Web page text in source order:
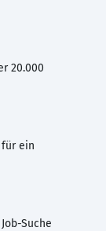
20.000
ein
Suche